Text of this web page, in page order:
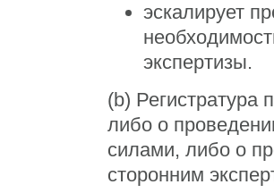
эскалирует
экспертизы.
(b) Регистратура
либо о
силами, либо о
сторонним